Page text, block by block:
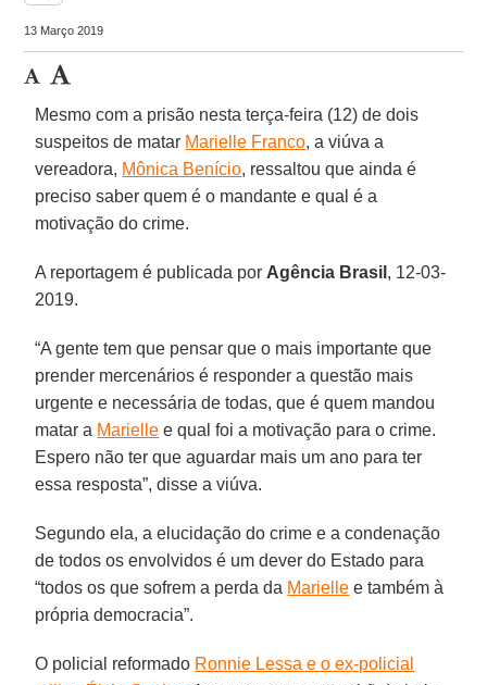
13 Março 2019
Mesmo com a prisão nesta terça-feira (12) de dois
suspeitos de matar Marielle Franco, a viúva a
vereadora, Mônica Benício, ressaltou que ainda é
preciso saber quem é o mandante e qual é a
motivação do crime.
A reportagem é publicada por Agência Brasil , 12-03-
2019.
“A gente tem que pensar que o mais importante que
prender mercenários é responder a questão mais
urgente e necessária de todas, que é quem mandou
matar a Marielle e qual foi a motivação para o crime.
Espero não ter que aguardar mais um ano para ter
essa resposta”, disse a viúva.
Segundo ela, a elucidação do crime e a condenação
de todos os envolvidos é um dever do Estado para
“todos os que sofrem a perda da Marielle e também à
própria democracia”.
O policial reformado Ronnie Lessa e o ex-policial